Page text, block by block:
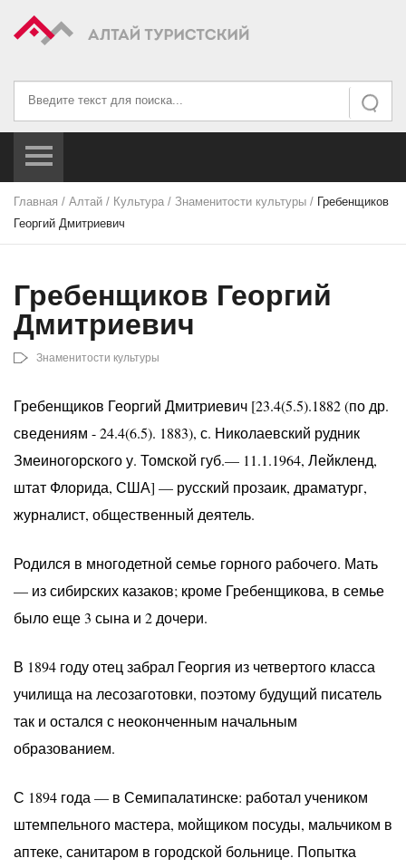
Искать
Искать...
Главная / Алтай / Культура / Знаменитости культуры / Гребенщиков
Георгий Дмитриевич
Гребенщиков Георгий
Дмитриевич
Знаменитости культуры
Гребенщиков Георгий Дмитриевич [23.4(5.5).1882 (по др.
сведениям - 24.4(6.5). 1883), с. Николаевский рудник
Змеиногорского у. Томской губ.— 11.1.1964, Лейкленд,
штат Флорида, США] — русский прозаик, драматург,
журналист, общественный деятель.
Родился в многодетной семье горного рабочего. Мать
— из сибирских казаков; кроме Гребенщикова, в семье
было еще 3 сына и 2 дочери.
В 1894 году отец забрал Георгия из четвертого класса
училища на лесозаготовки, поэтому будущий писатель
так и остался с неоконченным начальным
образованием.
С 1894 года — в Семипалатинске: работал учеником
штемпельного мастера, мойщиком посуды, мальчиком в
аптеке, санитаром в городской больнице. Попытка